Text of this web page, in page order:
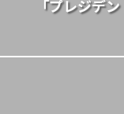
「プレジデ